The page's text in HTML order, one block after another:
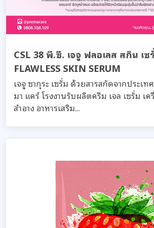
CSL 38 พี.ซี. เจจู ฟลอเลส สกิน เซ
FLAWLESS SKIN SERUM
เจจู ซากุระ เซรั่ม ด้วยสารสกัดจากประเ
มา แคร์ โรงงานรับผลิตครีม เจล เซรั่ม เค
สำอาง อาหารเสริม...